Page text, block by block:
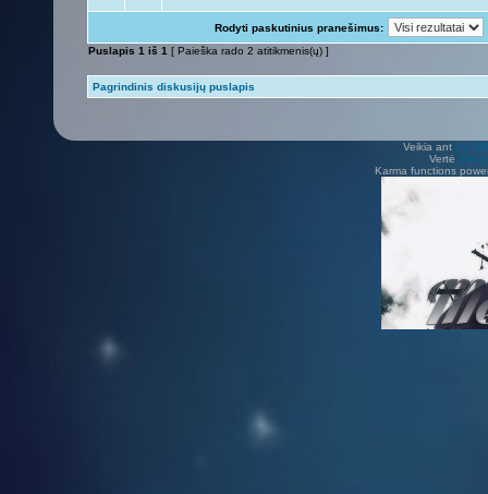
Rodyti paskutinius pranešimus:
Puslapis 1 iš 1 [ Paieška rado 2 atitikmenis(ų) ]
Pagrindinis diskusijų puslapis
Veikia ant
Vertė Vilius
Karma functions